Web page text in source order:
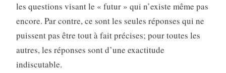
les questions visant le « futur » qui n’existe même pas
encore. Par contre, ce sont les seules réponses qui ne
puissent pas être tout à fait précises; pour toutes les
autres, les réponses sont d’une exactitude
indiscutable.